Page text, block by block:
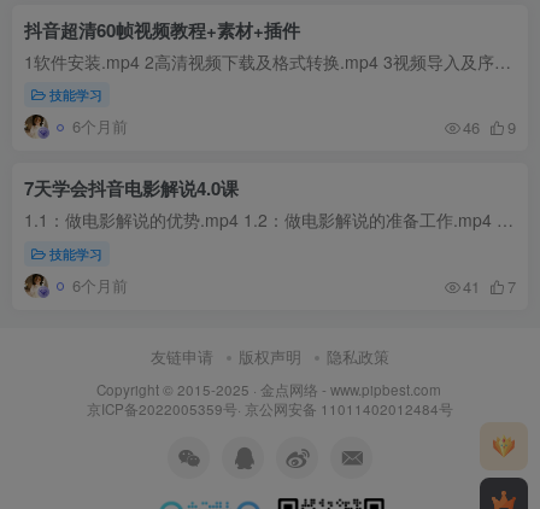
抖音超清60帧视频教程+素材+插件
1软件安装.mp4 2高清视频下载及格式转换.mp4 3视频导入及序列设置.mp4 4PR常用工具及快捷键认识.mp4 5关键帧的认识与运用.mp4 PR调色参数（经供参考）.txt PR全程遇到的小问题答疑_x264.mp4 壁...
技能学习
6个月前 46 9
7天学会抖音电影解说4.0课
1.1：做电影解说的优势.mp4 1.2：做电影解说的准备工作.mp4 1.3：注册新号、养号包装与账号定位.mp4 1.4：电影解说整体全流程详解.mp4 2.1：优质电影素材资源站推荐.mp4 2.2：全网高清电影无水...
技能学习
6个月前 41 7
友链申请 版权声明 隐私政策
Copyright © 2015-2025 · 金点网络 - www.pipbest.com
京ICP备2022005359号· 京公网安备 11011402012484号